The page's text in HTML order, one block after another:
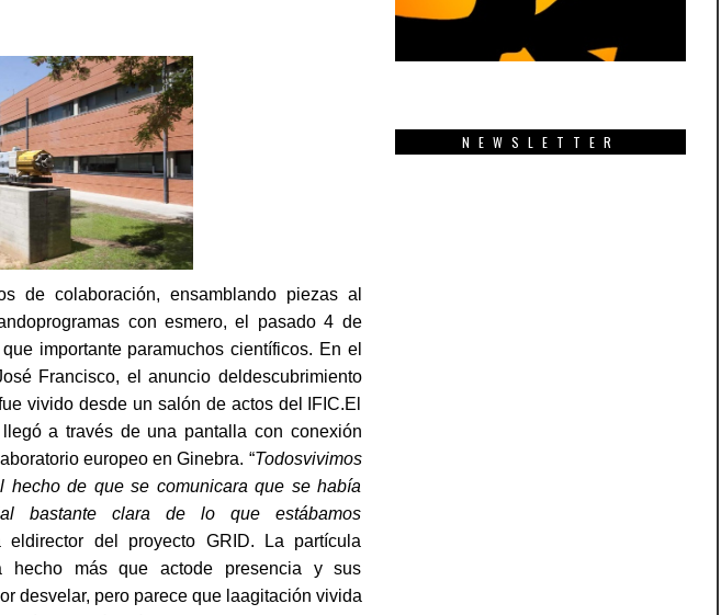
de colaboración, ensamblando piezas al
con esmero, el pasado 4 de
importante paramuchos científicos. En el
Francisco, el anuncio deldescubrimiento
vivido desde un salón de actos del IFIC.El
a través de una pantalla con conexión
europeo en Ginebra. “Todosvivimos
hecho de que se comunicara que se había
bastante clara de lo que estábamos
eldirector del proyecto GRID. La partícula
hecho más que actode presencia y sus
desvelar, pero parece que laagitación vivida
NEWSLETTER